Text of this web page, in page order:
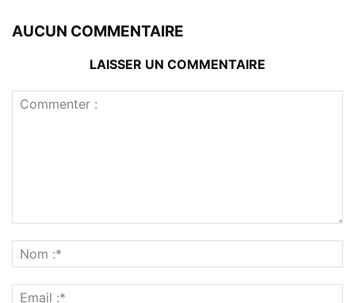
AUCUN COMMENTAIRE
LAISSER UN COMMENTAIRE